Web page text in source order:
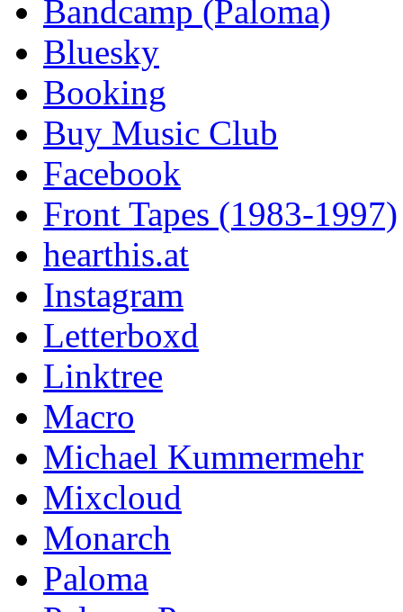
Bandcamp (Paloma)
Bluesky
Booking
Buy Music Club
Facebook
Front Tapes (1983-1997)
hearthis.at
Instagram
Letterboxd
Linktree
Macro
Michael Kummermehr
Mixcloud
Monarch
Paloma